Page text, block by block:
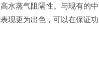
水蒸气阻隔性。与现有的
现更为出色，可以在保证